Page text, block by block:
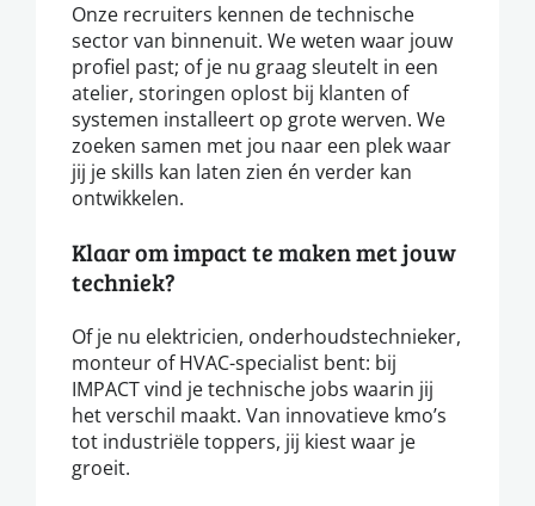
Onze recruiters kennen de technische
sector van binnenuit. We weten waar jouw
profiel past; of je nu graag sleutelt in een
atelier, storingen oplost bij klanten of
systemen installeert op grote werven. We
zoeken samen met jou naar een plek waar
jij je skills kan laten zien én verder kan
ontwikkelen.
Klaar om impact te maken met jouw
techniek?
Of je nu elektricien, onderhoudstechnieker,
monteur of HVAC-specialist bent: bij
IMPACT vind je technische jobs waarin jij
het verschil maakt. Van innovatieve kmo’s
tot industriële toppers, jij kiest waar je
groeit.